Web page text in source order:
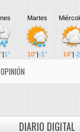
OPINIÓN
DIARIO DIGITAL